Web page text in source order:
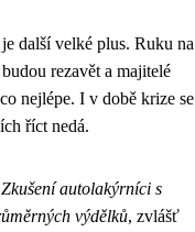
je další velké plus. Ruku na
rezavět a majitelé
nejlépe. I v době krize se
říct nedá.
Zkušení autolakýrníci s
výdělků, zvlášť